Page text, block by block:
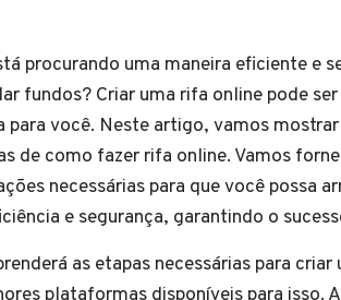
procurando uma maneira eficiente e
fundos? Criar uma rifa online pode
para você. Neste artigo, vamos
de como fazer rifa online. Vamos
necessárias para que você possa
e segurança, garantindo o
as etapas necessárias para
plataformas disponíveis para isso.